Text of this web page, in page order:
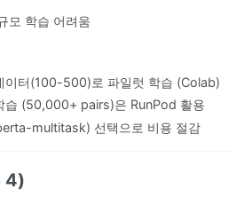
모 학습 어려움
이터(100-500)로 파일럿 학습 (Colab)
습 (50,000+ pairs)은 RunPod 활용
multitask) 선택으로 비용 절감
4)